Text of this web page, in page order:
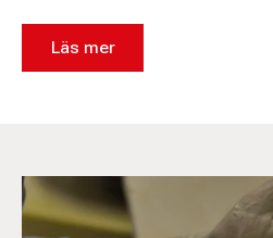
Läs mer